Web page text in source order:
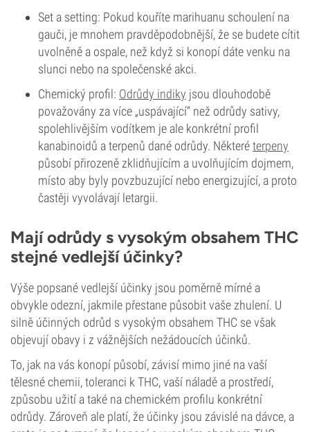
Set a setting: Pokud kouříte marihuanu schoulení na
gauči, je mnohem pravděpodobnější, že se budete cítit
uvolněně a ospale, než když si konopí dáte venku na
slunci nebo na společenské akci.
Chemický profil: Odrůdy indiky jsou dlouhodobě
považovány za více „uspávající“ než odrůdy sativy,
spolehlivějším vodítkem je ale konkrétní profil
kanabinoidů a terpenů dané odrůdy. Některéterpeny
působí přirozeně zklidňujícím a uvolňujícím dojmem,
místo aby byly povzbuzující nebo energizující, a proto
častěji vyvolávají letargii.
Mají odrůdy s vysokým obsahem THC
stejné vedlejší účinky?
Výše popsané vedlejší účinky jsou poměrně mírné a
obvykle odezní, jakmile přestane působit vaše zhulení. U
silně účinných odrůd s vysokým obsahem THC se však
objevují obavy i z vážnějších nežádoucích účinků.
To, jak na vás konopí působí, závisí mimo jiné na vaší
tělesné chemii, toleranci k THC, vaší náladě a prostředí,
způsobu užití a také na chemickém profilu konkrétní
odrůdy. Zároveň ale platí, že účinky jsou závislé na dávce, a